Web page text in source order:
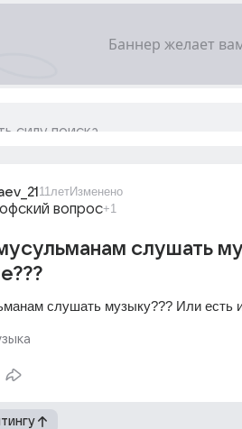
11летИзменено
вопрос+1
слушать
слушать музыку??? Или есть